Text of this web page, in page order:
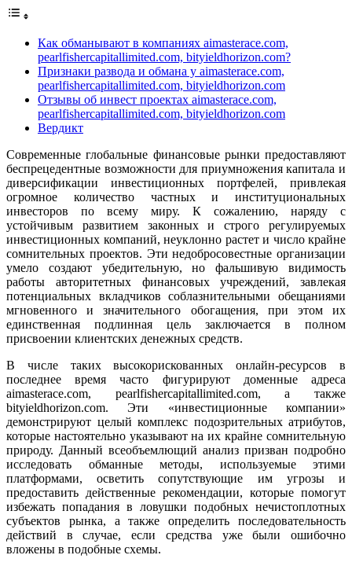
Как обманывают в компаниях aimasterace.com,
pearlfishercapitallimited.com, bityieldhorizon.com?
Признаки развода и обмана у aimasterace.com,
pearlfishercapitallimited.com, bityieldhorizon.com
Отзывы об инвест проектах aimasterace.com,
pearlfishercapitallimited.com, bityieldhorizon.com
Вердикт
Современные глобальные финансовые рынки предоставляют
беспрецедентные возможности для приумножения капитала и
диверсификации инвестиционных портфелей, привлекая
огромное количество частных и институциональных
инвесторов по всему миру. К сожалению, наряду с
устойчивым развитием законных и строго регулируемых
инвестиционных компаний, неуклонно растет и число крайне
сомнительных проектов. Эти недобросовестные организации
умело создают убедительную, но фальшивую видимость
работы авторитетных финансовых учреждений, завлекая
потенциальных вкладчиков соблазнительными обещаниями
мгновенного и значительного обогащения, при этом их
единственная подлинная цель заключается в полном
присвоении клиентских денежных средств.
В числе таких высокорискованных онлайн-ресурсов в
последнее время часто фигурируют доменные адреса
aimasterace.com, pearlfishercapitallimited.com, а также
bityieldhorizon.com. Эти «инвестиционные компании»
демонстрируют целый комплекс подозрительных атрибутов,
которые настоятельно указывают на их крайне сомнительную
природу. Данный всеобъемлющий анализ призван подробно
исследовать обманные методы, используемые этими
платформами, осветить сопутствующие им угрозы и
предоставить действенные рекомендации, которые помогут
избежать попадания в ловушки подобных нечистоплотных
субъектов рынка, а также определить последовательность
действий в случае, если средства уже были ошибочно
вложены в подобные схемы.